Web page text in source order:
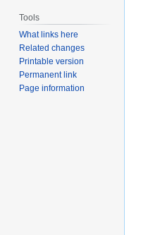
Tools
What links here
Related changes
Printable version
Permanent link
Page information